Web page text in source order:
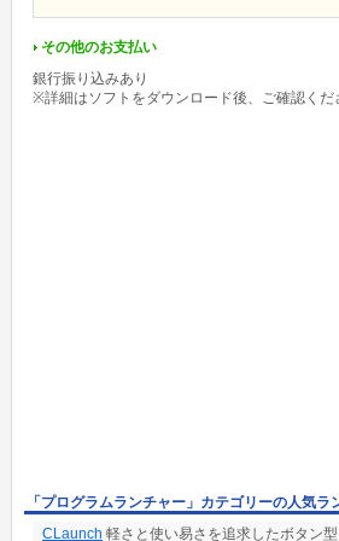
その他のお支払い
銀行振り込みあり
※詳細はソフトをダウンロード後、ご確認くだ
「プログラムランチャー」カテゴリーの人気ラ
CLaunch 軽さと使い易さを追求したボタン